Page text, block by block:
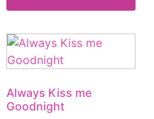
Always Kiss me
Goodnight